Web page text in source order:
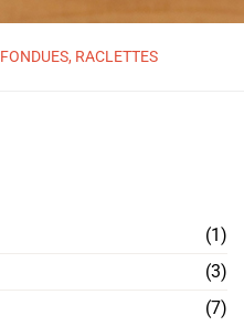
FONDUES, RACLETTES
(1)
(3)
(7)